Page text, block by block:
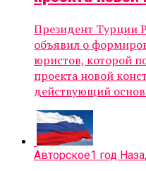
Президент Турции
объявил о
юристов, которой
проекта новой
действующий
Авторское1 год